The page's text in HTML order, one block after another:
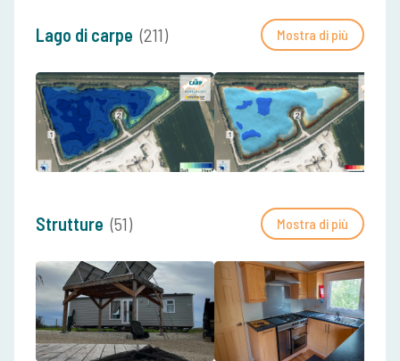
Lago di carpe (211) Mostra di più
Strutture (51) Mostra di più